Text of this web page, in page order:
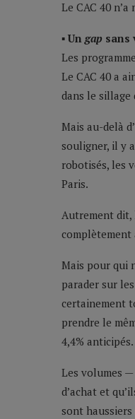
Le CAC 40
▪ Un gap sans
Les
Le CAC 40 a
dans le sillage
Mais au-delà
souligner, il y
robotisés, les
Paris.
Autrement dit,
complètement
Mais pour qui
parader sur
certainement
prendre le
4,4% anticipés.
Les volumes
d’achat et
sont